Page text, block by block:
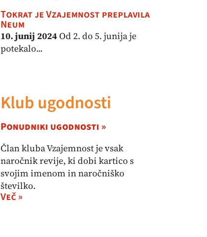
Tokrat je Vzajemnost preplavila
Neum
10. junij 2024Od 2. do 5. junija je
potekalo...
Klub ugodnosti
Ponudniki ugodnosti »
Član kluba Vzajemnost je vsak
naročnik revije, ki dobi kartico s
svojim imenom in naročniško
številko.
Več »